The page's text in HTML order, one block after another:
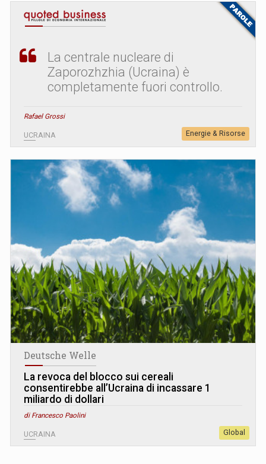
La centrale nucleare di
Zaporozhzhia (Ucraina) è
completamente fuori controllo.
Rafael Grossi
UCRAINA Energie & Risorse
Deutsche Welle
La revoca del blocco sui cereali
consentirebbe all’Ucraina di incassare 1
miliardo di dollari
di Francesco Paolini
UCRAINA Global